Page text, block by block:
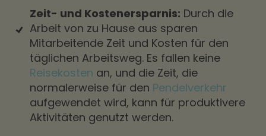
Zeit- und Kostenersparnis: Durch die
Arbeit von zu Hause aus sparen
Mitarbeitende Zeit und Kosten für den
täglichen Arbeitsweg. Es fallen keine
Reisekosten an, und die Zeit, die
normalerweise für den Pendelverkehr
aufgewendet wird, kann für produktivere
Aktivitäten genutzt werden.